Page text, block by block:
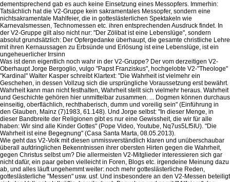
dementsprechend gab es auch keine Einsetzung eines Messopfers. Immerhin:
Tatsächlich hat die V2-Gruppe kein sakramentales Messopfer, sondern eine
nichtsakramentale Mahlfeier, die in gotteslästerlichen Spektakeln wie
Karnevalsmessen, Technomessen etc. ihren entsprechenden Ausdruck findet. In
der V2-Gruppe gilt also nicht nur: "Der Zölibat ist eine Lebenslüge", sondern
absolut grundsätzlich: Der Opfergedanke überhaupt, die gesamte christliche Lehre
mit ihren Kernaussagen zu Erbsünde und Erlösung ist eine Lebenslüge, ist ein
ungeheuerlicher Irrsinn
Was ist denn eigentlich noch wahr in der V2-Gruppe? Der vom derzeitigen V2-
Oberhaupt Jorge Bergoglio, vulgo "Papst Franziskus", hochgelobte V2-"Theologe"
"Kardinal" Walter Kasper schreibt Klartext: "Die Wahrheit ist vielmehr ein
Geschehen, in dessen Vollzug sich die ursprüngliche Voraussetzung erst bewährt.
Wahrheit kann man nicht festhalten, Wahrheit stellt sich vielmehr heraus. Wahrheit
und Geschichte gehören hier unmittelbar zusammen. ... Dogmen können durchaus
einseitig, oberflächlich, rechthaberisch, dumm und voreilig sein" (Einführung in
den Glauben, Mainz (7)1983, 61.148). Und Jorge selbst: "In dieser Menge, in
dieser Bandbreite der Religionen gibt es nur eine Gewissheit, die wir für alle
haben: Wir sind alle Kinder Gottes" (Pope Video, Youtube, Nq7us5Lf5IU). "Die
Wahrheit ist eine Begegnung" (Casa Santa Marta, 08.05.2013).
Wie geht das V2-Volk mit diesen unmissverständlich klaren und unüberschaubar
überall aufdringlichen Bekenntnissen ihrer obersten Hirten gegen die Wahrheit,
gegen Christus selbst um? Die allermeisten V2-Mitglieder interessieren sich gar
nicht dafür, ein paar geben vielleicht in Foren, Blogs etc. irgendeine Meinung dazu
ab, und alles läuft ungehemmt weiter: noch mehr gotteslästerliche Reden,
gotteslästerliche "Messen" usw. usf. Und insbesondere an den V2-Messen beteiligt